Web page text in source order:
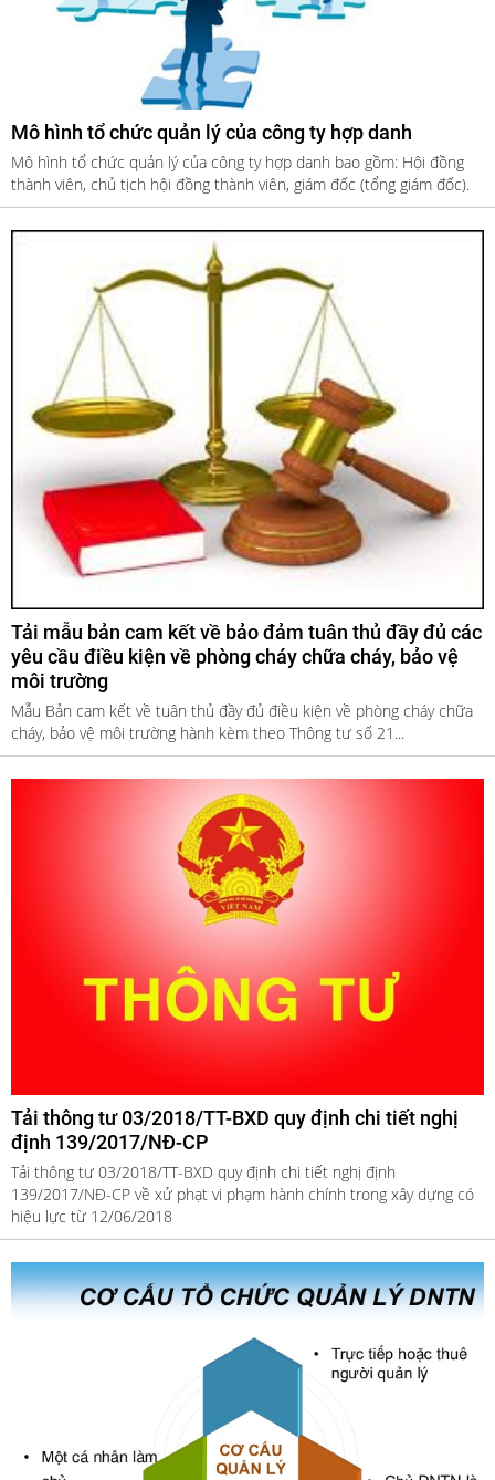
Mô hình tổ chức quản lý của công ty hợp danh
Mô hình tổ chức quản lý của công ty hợp danh bao gồm: Hội đồng
thành viên, chủ tịch hội đồng thành viên, giám đốc (tổng giám đốc).
Tải mẫu bản cam kết về bảo đảm tuân thủ đầy đủ các
yêu cầu điều kiện về phòng cháy chữa cháy, bảo vệ
môi trường
Mẫu Bản cam kết về tuân thủ đầy đủ điều kiện về phòng cháy chữa
cháy, bảo vệ môi trường hành kèm theo Thông tư số 21...
Tải thông tư 03/2018/TT-BXD quy định chi tiết nghị
định 139/2017/NĐ-CP
Tải thông tư 03/2018/TT-BXD quy định chi tiết nghị định
139/2017/NĐ-CP về xử phạt vi phạm hành chính trong xây dựng có
hiệu lực từ 12/06/2018